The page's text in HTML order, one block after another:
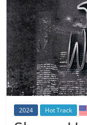
2024 Hot Track